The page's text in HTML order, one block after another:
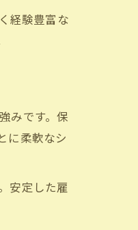
経験豊富な
みです。保
に柔軟なシ
安定した雇